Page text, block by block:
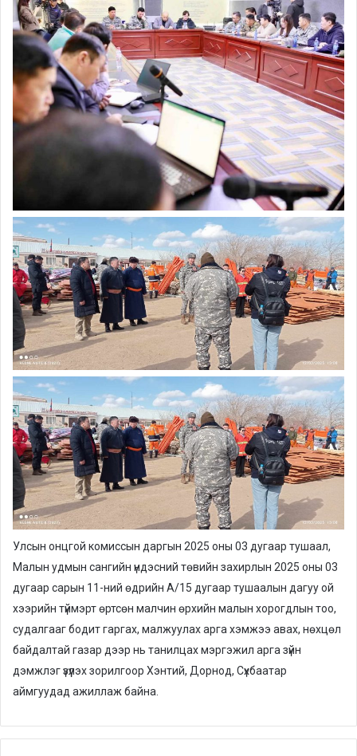
Улсын онцгой комиссын даргын 2025 оны 03 дугаар тушаал,
Малын удмын сангийн үндэсний төвийн захирлын 2025 оны 03
дугаар сарын 11-ний өдрийн А/15 дугаар тушаалын дагуу ой
хээрийн түймэрт өртсөн малчин өрхийн малын хорогдлын тоо,
судалгааг бодит гаргах, малжуулах арга хэмжээ авах, нөхцөл
байдалтай газар дээр нь танилцах мэргэжил арга зүйн
дэмжлэг үзүүлэх зорилгоор Хэнтий, Дорнод, Сүхбаатар
аймгуудад ажиллаж байна.